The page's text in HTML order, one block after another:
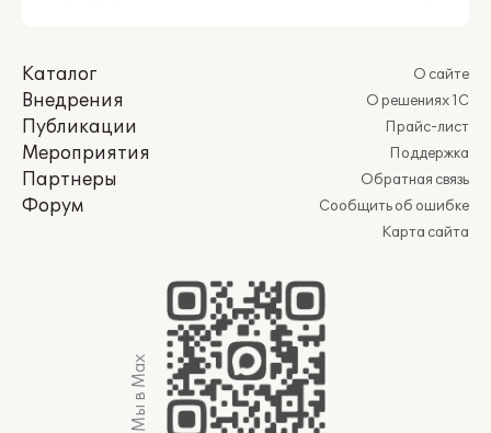
Каталог
Внедрения
Публикации
Мероприятия
Партнеры
Форум
О сайте
О решениях 1С
Прайс-лист
Поддержка
Обратная связь
Сообщить об ошибке
Карта сайта
Мы в Max